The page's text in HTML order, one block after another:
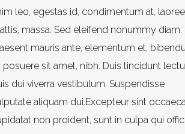
leo, egestas id, condimentum at,
massa. Sed eleifend nonummy diam.
mauris ante, elementum et,
posuere sit amet, nibh. Duis tincidunt
dui viverra vestibulum. Suspendisse
aliquam dui.Excepteur sint
non proident, sunt in culpa qui